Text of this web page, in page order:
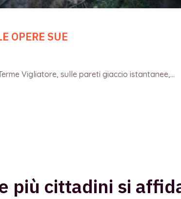
OPERE SUE
Vigliatore, sulle pareti giaccio istantanee,...
più cittadini si